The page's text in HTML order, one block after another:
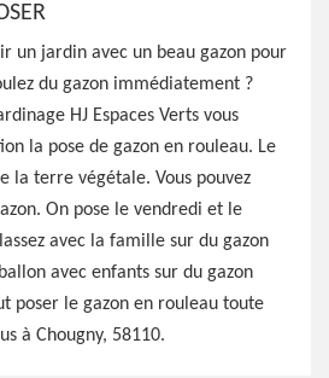
un jardin avec un beau gazon pour
du gazon immédiatement ?
HJ Espaces Verts vous
la pose de gazon en rouleau. Le
la terre végétale. Vous pouvez
On pose le vendredi et le
avec la famille sur du gazon
avec enfants sur du gazon
poser le gazon en rouleau toute
à Chougny, 58110.